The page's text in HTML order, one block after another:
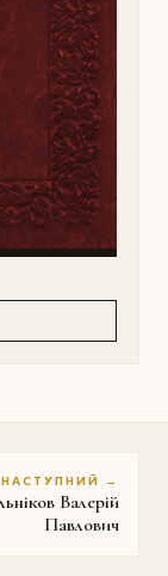
НАСТУПНИЙ →
Валерій
Павлович